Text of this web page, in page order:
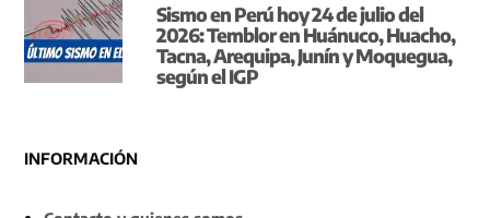
Sismo en Perú hoy 24 de julio del
2026: Temblor en Huánuco, Huacho,
Tacna, Arequipa, Junín y Moquegua,
según el IGP
INFORMACIÓN